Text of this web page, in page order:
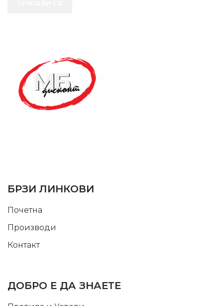
БРЗИ ЛИНКОВИ
Почетна
Производи
Контакт
ДОБРО Е ДА ЗНАЕТЕ